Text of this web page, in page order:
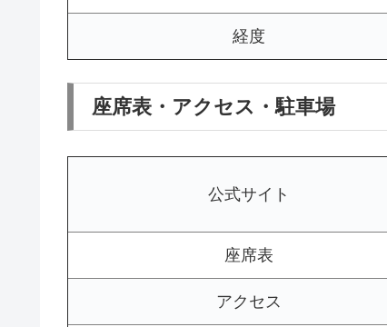
経度
座席表・アクセス・駐車場
公式サイト
座席表
アクセス